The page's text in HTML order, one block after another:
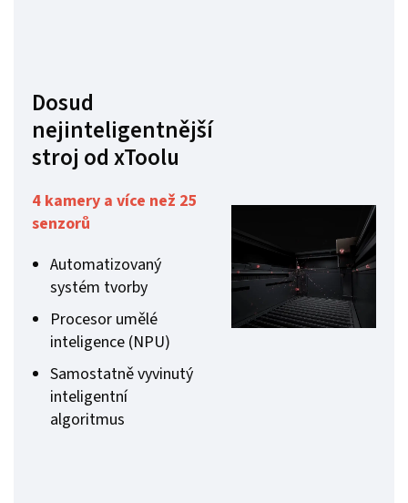
Dosud
nejinteligentnější
stroj od xToolu
4 kamery a více než 25
senzorů
Automatizovaný
systém tvorby
Procesor umělé
inteligence (NPU)
Samostatně vyvinutý
inteligentní
algoritmus